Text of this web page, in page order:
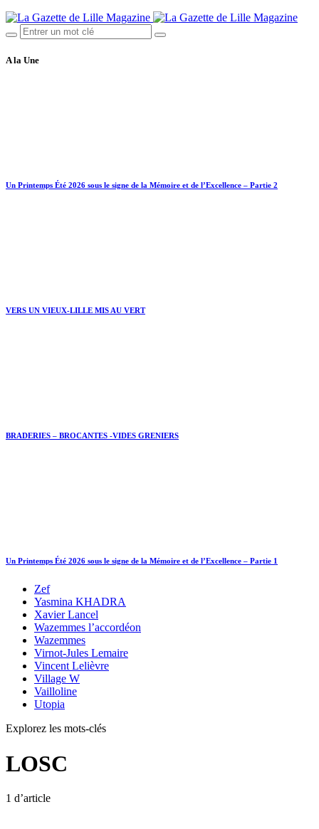
A la Une
Un Printemps Été 2026 sous le signe de la Mémoire et de l’Excellence – Partie 2
VERS UN VIEUX-LILLE MIS AU VERT
BRADERIES – BROCANTES -VIDES GRENIERS
Un Printemps Été 2026 sous le signe de la Mémoire et de l’Excellence – Partie 1
Zef
Yasmina KHADRA
Xavier Lancel
Wazemmes l’accordéon
Wazemmes
Virnot-Jules Lemaire
Vincent Lelièvre
Village W
Vailloline
Utopia
Explorez les mots-clés
LOSC
1 d’article